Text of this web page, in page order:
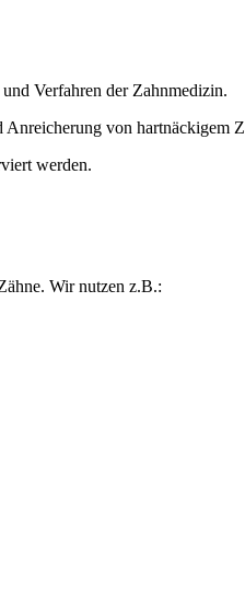
Verfahren der Zahnmedizin.
von hartnäckigem
werden.
Wir nutzen z.B.: